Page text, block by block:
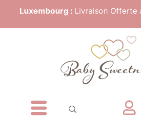
Luxembourg : Livraison Offerte